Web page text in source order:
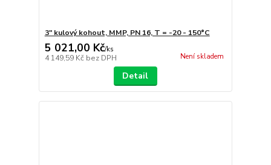
3" kulový kohout, MMP, PN 16, T = -20 - 150°C
5 021,00 Kč/ks
4 149,59 Kč bez DPH Není skladem
Detail